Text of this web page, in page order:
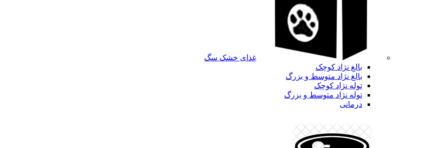
غذای خشک سگ
بالغ نژاد کوچک
بالغ نژاد متوسط و بزرگ
توله نژاد کوچک
توله نژاد متوسط و بزرگ
درمانی